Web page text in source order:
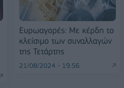
Ευρωαγορές: Με κέρδη το
κλείσιμο των συναλλαγών
της Τετάρτης
21/08/2024 - 19:56